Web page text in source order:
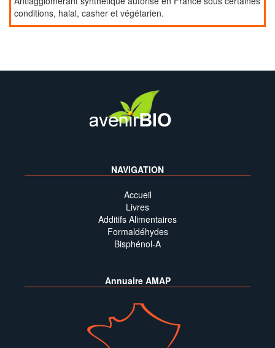
conditions, halal, casher et végétarien.
NAVIGATION
Accueil
Livres
Additifs Alimentaires
Formaldéhydes
Bisphénol-A
Annuaire AMAP